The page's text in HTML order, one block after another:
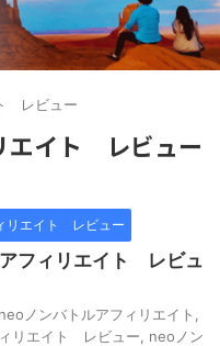
レビュー
エイト レビュー
リエイト レビュー
フィリエイト レビュ
neoノンバトルアフィリエイト
リエイト レビュー
neoノン